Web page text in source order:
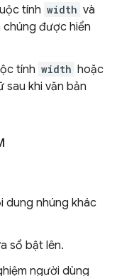
tính width và
chúng được hiển
tính width hoặc
sau khi văn bản
dung nhúng khác
sổ bật lên.
người dùng